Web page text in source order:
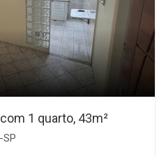
1 quarto, 43m²